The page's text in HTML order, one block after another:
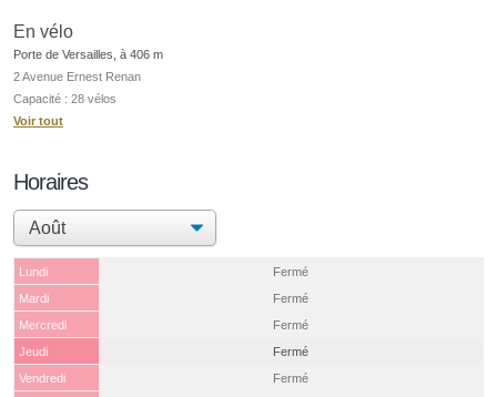
En vélo
Porte de Versailles, à 406 m
2 Avenue Ernest Renan
Capacité : 28 vélos
Voir tout
Horaires
Lundi
Fermé
Mardi
Fermé
Mercredi
Fermé
Jeudi
Fermé
Vendredi
Fermé